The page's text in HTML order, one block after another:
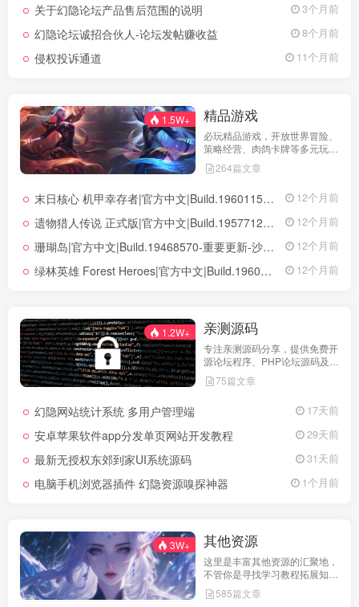
坛获得更优质、安全的使用体
验！立即查看，不错过关键信
息！
关于幻隐论坛产品售后范围的说明 3个月前
幻隐论坛诚招合伙人-论坛发帖赚收益 8个月前
侵权投诉通道 11个月前
1.5W+ 精品游戏
必玩精品游戏，开放世界冒险、
策略经营、肉鸽卡牌等多元玩
法，满足不同玩家的喜好 。
264篇文章
末日核心 机甲幸存者|官方中文|Build.19601158|解压即撸| 12个月前
遗物猎人传说 正式版|官方中文|Build.19577129+全DLC|解压即撸| 12个月前
珊瑚岛|官方中文|Build.19468570-重要更新-沙盒|解压即撸| 12个月前
绿林英雄 Forest Heroes|官方中文|Build.19609351+全DLC|解压即撸| 12个月前
1.2W+ 亲测源码
专注亲测源码分享，提供免费开
源论坛程序、PHP论坛源码及论
坛搭建解决方案，所有源码均经
实际测试可用，助力快速搭建稳
75篇文章
幻隐网站统计系统 多用户管理端 17天前
安卓苹果软件app分发单页网站开发教程 29天前
最新无授权东郊到家UI系统源码 31天前
电脑手机浏览器插件 幻隐资源嗅探神器 1个月前
3W+ 其他资源
这里是丰富其他资源的汇聚地，
不管你是寻找学习教程拓展知
识，还是搜集各类素材激发创作
灵感，亦或是查询专业数据辅助
585篇文章